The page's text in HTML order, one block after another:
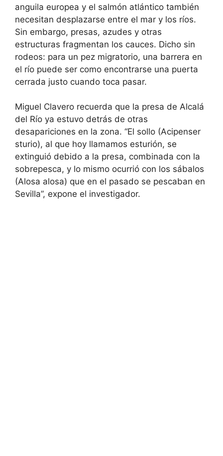
anguila europea y el salmón atlántico también
necesitan desplazarse entre el mar y los ríos.
Sin embargo, presas, azudes y otras
estructuras fragmentan los cauces. Dicho sin
rodeos: para un pez migratorio, una barrera en
el río puede ser como encontrarse una puerta
cerrada justo cuando toca pasar.
Miguel Clavero recuerda que la presa de Alcalá
del Río ya estuvo detrás de otras
desapariciones en la zona. “El sollo (Acipenser
sturio), al que hoy llamamos esturión, se
extinguió debido a la presa, combinada con la
sobrepesca, y lo mismo ocurrió con los sábalos
(Alosa alosa) que en el pasado se pescaban en
Sevilla”, expone el investigador.